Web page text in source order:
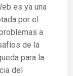
es ya una
por el
a
de la
para la
del